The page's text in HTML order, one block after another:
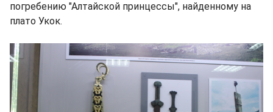
погребению "Алтайской принцессы", найденному на
плато Укок.